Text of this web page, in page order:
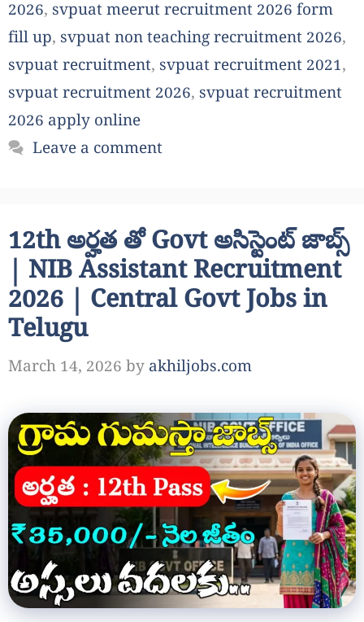
2026, svpuat meerut recruitment 2026 form
fill up, svpuat non teaching recruitment 2026,
svpuat recruitment, svpuat recruitment 2021,
svpuat recruitment 2026, svpuat recruitment
2026 apply online
Leave a comment
12th అర్హత తో Govt అసిస్టెంట్ జాబ్స్
| NIB Assistant Recruitment
2026 | Central Govt Jobs in
Telugu
March 14, 2026 by akhiljobs.com